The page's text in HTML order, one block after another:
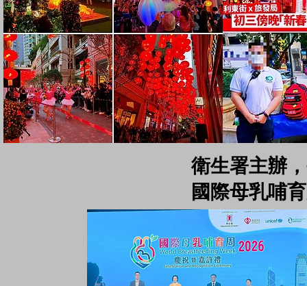
衛生署主辦
國際母乳哺